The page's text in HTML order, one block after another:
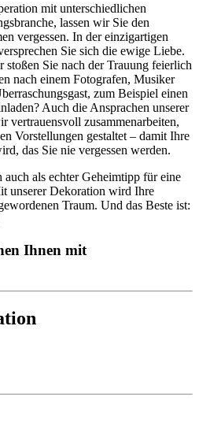
mit unterschiedlichen
lassen wir Sie den
vergessen. In der einzigartigen
Sie sich die ewige Liebe.
Sie nach der Trauung feierlich
nach einem Fotografen, Musiker
zum Beispiel einen
Auch die Ansprachen unserer
vertrauensvoll zusammenarbeiten,
Vorstellungen gestaltet – damit Ihre
das Sie nie vergessen werden.
als echter Geheimtipp für eine
unserer Dekoration wird Ihre
Traum. Und das Beste ist:
Ihnen mit